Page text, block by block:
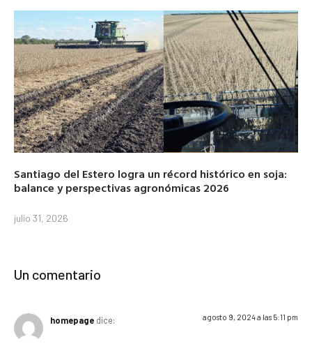
Santiago del Estero logra un récord histórico en soja:
balance y perspectivas agronómicas 2026
julio 31, 2026
Un comentario
homepage dice: agosto 9, 2024 a las 5:11 pm